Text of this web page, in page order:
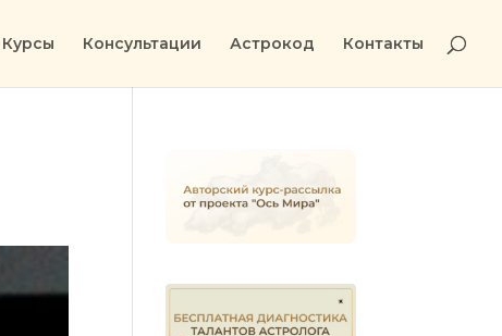
Курсы Консультации Астрокод Контакты